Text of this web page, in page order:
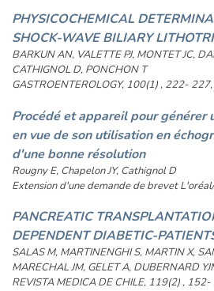
PHYSICOCHEMICAL
SHOCK-WAVE BILIARY
BARKUN AN, VALETTE PJ, MONTET JC,
CATHIGNOL D, PONCHON T
GASTROENTEROLOGY, 100(1) , 222-
Procédé et appareil pour générer
en vue de son utilisation en
d'une bonne résolution
Rougny E, Chapelon JY, Cathignol D
Extension d'une demande de brevet
PANCREATIC
DEPENDENT DIABETIC-
SALAS M, MARTINENGHI S, MARTIN X,
MARECHAL JM, GELET A, DUBERNARD
REVISTA MEDICA DE CHILE, 119(2) ,